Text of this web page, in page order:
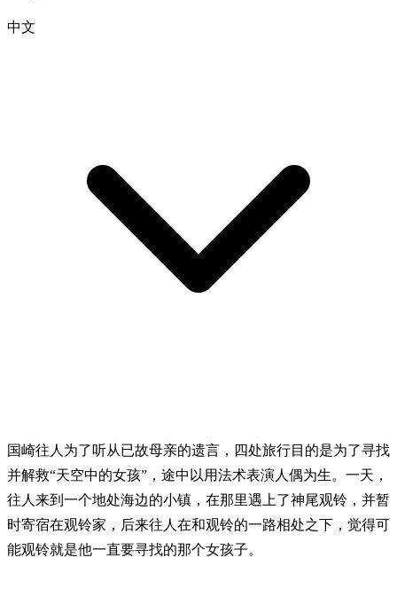
中文
国崎往人为了听从已故母亲的遗言，四处旅行目的是为了寻找
并解救“天空中的女孩”，途中以用法术表演人偶为生。一天，
往人来到一个地处海边的小镇，在那里遇上了神尾观铃，并暂
时寄宿在观铃家，后来往人在和观铃的一路相处之下，觉得可
能观铃就是他一直要寻找的那个女孩子。